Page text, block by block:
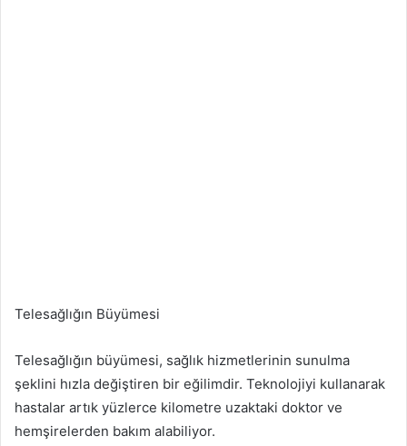
Telesağlığın Büyümesi
Telesağlığın büyümesi, sağlık hizmetlerinin sunulma
şeklini hızla değiştiren bir eğilimdir. Teknolojiyi kullanarak
hastalar artık yüzlerce kilometre uzaktaki doktor ve
hemşirelerden bakım alabiliyor.